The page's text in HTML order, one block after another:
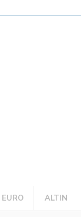
EURO ALTIN